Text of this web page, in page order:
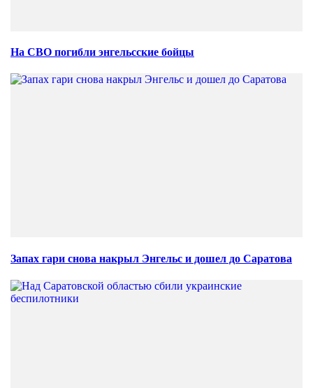
На СВО погибли энгельсские бойцы
Запах гари снова накрыл Энгельс и дошел до Саратова